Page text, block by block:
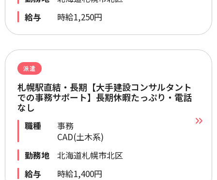
給与
時給1,250円
派遣
札幌駅直結・長期【大手建設コンサルタント
での事務サポート】長期休暇たっぷり・電話
なし
職種
事務
CAD(土木系)
勤務地
北海道札幌市北区
給与
時給1,400円